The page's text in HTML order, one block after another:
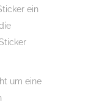
ein
um eine